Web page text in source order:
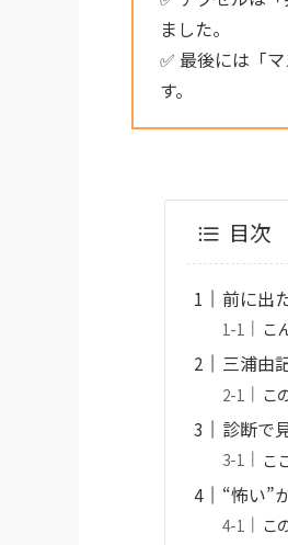
ました。
✅ 最後には「
す。
目次
前に出
こ
三浦由
こ
診断で
こ
“怖い”
こ